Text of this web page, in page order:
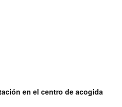
en el centro de acogida